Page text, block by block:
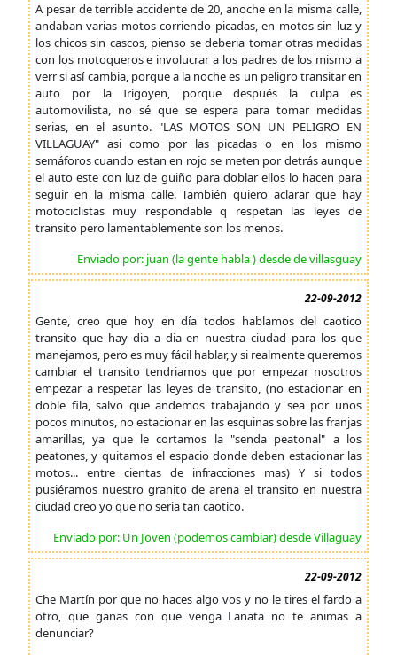
A pesar de terrible accidente de 20, anoche en la misma calle,
andaban varias motos corriendo picadas, en motos sin luz y
los chicos sin cascos, pienso se deberia tomar otras medidas
con los motoqueros e involucrar a los padres de los mismo a
verr si así cambia, porque a la noche es un peligro transitar en
auto por la Irigoyen, porque después la culpa es
automovilista, no sé que se espera para tomar medidas
serias, en el asunto. "LAS MOTOS SON UN PELIGRO EN
VILLAGUAY" asi como por las picadas o en los mismo
semáforos cuando estan en rojo se meten por detrás aunque
el auto este con luz de guiño para doblar ellos lo hacen para
seguir en la misma calle. También quiero aclarar que hay
motociclistas muy respondable q respetan las leyes de
transito pero lamentablemente son los menos.
Enviado por: juan (la gente habla ) desde de villasguay
22-09-2012
Gente, creo que hoy en día todos hablamos del caotico
transito que hay dia a dia en nuestra ciudad para los que
manejamos, pero es muy fácil hablar, y si realmente queremos
cambiar el transito tendriamos que por empezar nosotros
empezar a respetar las leyes de transito, (no estacionar en
doble fila, salvo que andemos trabajando y sea por unos
pocos minutos, no estacionar en las esquinas sobre las franjas
amarillas, ya que le cortamos la "senda peatonal" a los
peatones, y quitamos el espacio donde deben estacionar las
motos... entre cientas de infracciones mas) Y si todos
pusiéramos nuestro granito de arena el transito en nuestra
ciudad creo yo que no seria tan caotico.
Enviado por: Un Joven (podemos cambiar) desde Villaguay
22-09-2012
Che Martín por que no haces algo vos y no le tires el fardo a
otro, que ganas con que venga Lanata no te animas a
denunciar?